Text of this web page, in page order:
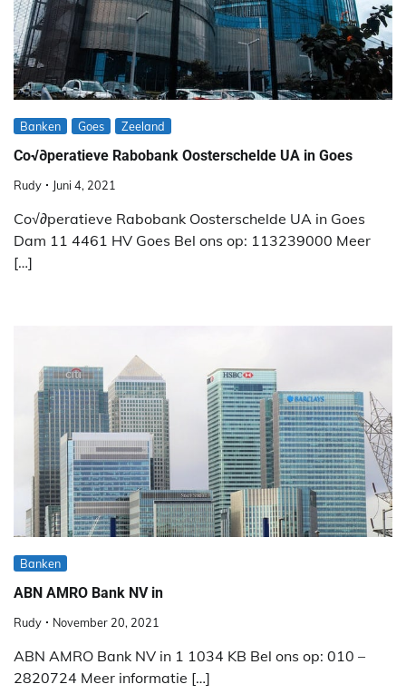
Banken Goes Zeeland
Co√∂peratieve Rabobank Oosterschelde UA in Goes
Rudy Juni 4, 2021
Co√∂peratieve Rabobank Oosterschelde UA in Goes
Dam 11 4461 HV Goes Bel ons op: 113239000 Meer
[…]
Banken
ABN AMRO Bank NV in
Rudy November 20, 2021
ABN AMRO Bank NV in 1 1034 KB Bel ons op: 010 –
2820724 Meer informatie […]